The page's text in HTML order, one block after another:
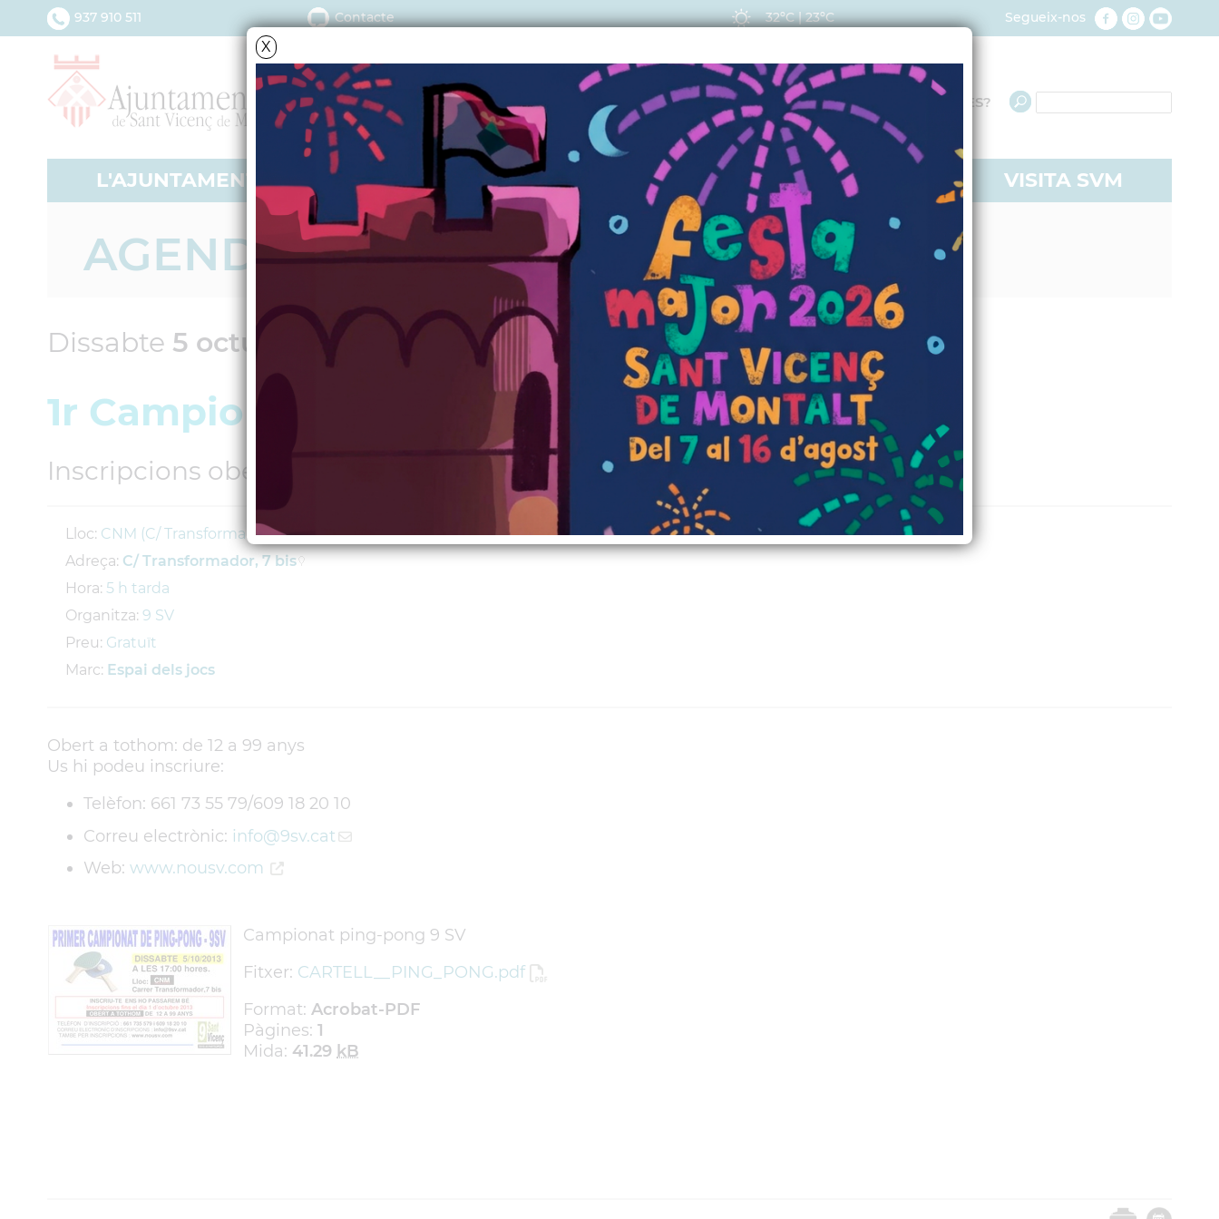
X
L'AJUNTAMENT SERVEIS ACTUALITAT VIURE A SVM VISITA SVM
QUÈ NECESSITES?
937 910 511 Contacte 32ºC|23ºC Segueix-nos
AGENDA
Dissabte 5 octubre 2013
1r Campionat de ping-pong - 9 SV
Inscripcions obertes fins a l'1 d'octubre
Lloc: CNM (C/ Transformador, 7 bis)
Adreça: C/ Transformador, 7 bis
Hora: 5 h tarda
Organitza: 9 SV
Preu: Gratuït
Marc: Espai dels jocs
Obert a tothom: de 12 a 99 anys
Us hi podeu inscriure:
Telèfon: 661 73 55 79/609 18 20 10
Correu electrònic: info@9sv.cat
Web: www.nousv.com
Campionat ping-pong 9 SV
Fitxer: CARTELL__PING_PONG.pdf
Format: Acrobat-PDF
Pàgines: 1
Mida: 41.29 kB